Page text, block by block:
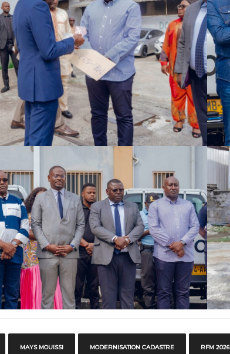
MAYS MOUISSI MODERNISATION CADASTRE RFM 2026